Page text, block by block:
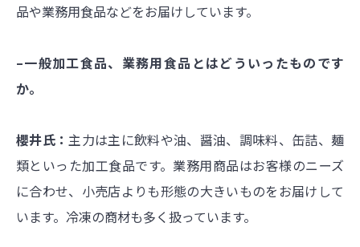
品や業務用食品などをお届けしています。
–一般加工食品、業務用食品とはどういったものです
か。
櫻井氏：主力は主に飲料や油、醤油、調味料、缶詰、麺
類といった加工食品です。業務用商品はお客様のニーズ
に合わせ、小売店よりも形態の大きいものをお届けして
います。冷凍の商材も多く扱っています。